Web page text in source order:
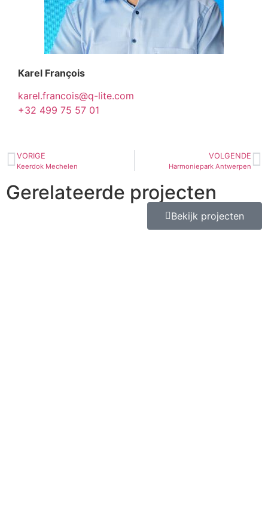
Karel François
karel.francois@q-lite.com
+32 499 75 57 01
VORIGE
Keerdok Mechelen
VOLGENDE
Harmoniepark Antwerpen
Gerelateerde projecten
Bekijk projecten